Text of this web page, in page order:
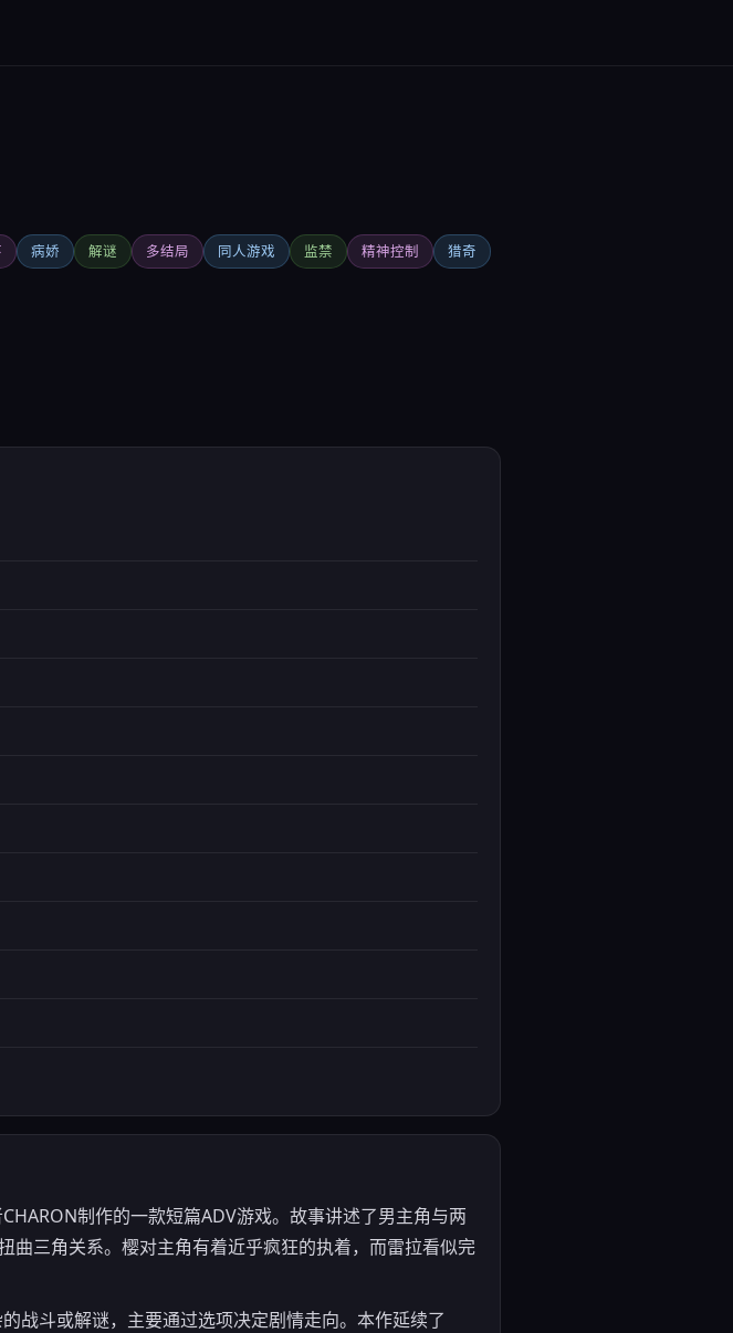
病娇 解谜 多结局 同人游戏 监禁 精神控制
猎奇
制作的一款短篇ADV游戏。故事讲述了男主角与两
三角关系。樱对主角有着近乎疯狂的执着，而雷拉看似完
战斗或解谜，主要通过选项决定剧情走向。本作延续了